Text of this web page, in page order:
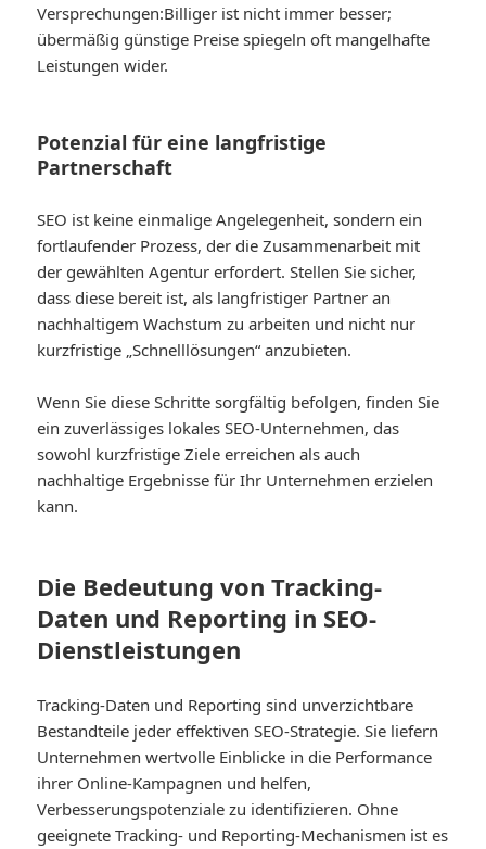
Versprechungen:Billiger ist nicht immer besser;
übermäßig günstige Preise spiegeln oft mangelhafte
Leistungen wider.
Potenzial für eine langfristige
Partnerschaft
SEO ist keine einmalige Angelegenheit, sondern ein
fortlaufender Prozess, der die Zusammenarbeit mit
der gewählten Agentur erfordert. Stellen Sie sicher,
dass diese bereit ist, als langfristiger Partner an
nachhaltigem Wachstum zu arbeiten und nicht nur
kurzfristige „Schnelllösungen“ anzubieten.
Wenn Sie diese Schritte sorgfältig befolgen, finden Sie
ein zuverlässiges lokales SEO-Unternehmen, das
sowohl kurzfristige Ziele erreichen als auch
nachhaltige Ergebnisse für Ihr Unternehmen erzielen
kann.
Die Bedeutung von Tracking-
Daten und Reporting in SEO-
Dienstleistungen
Tracking-Daten und Reporting sind unverzichtbare
Bestandteile jeder effektiven SEO-Strategie. Sie liefern
Unternehmen wertvolle Einblicke in die Performance
ihrer Online-Kampagnen und helfen,
Verbesserungspotenziale zu identifizieren. Ohne
geeignete Tracking- und Reporting-Mechanismen ist es